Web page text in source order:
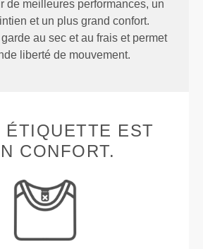
de meilleures performances, un
et un plus grand confort.
au sec et au frais et permet
liberté de mouvement.
ÉTIQUETTE EST
CONFORT.